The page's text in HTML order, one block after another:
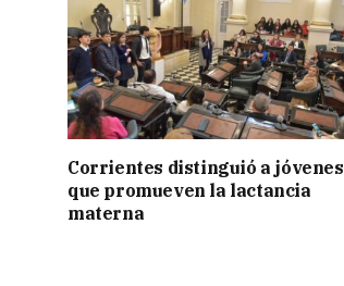
Corrientes distinguió a jóvenes
que promueven la lactancia
materna